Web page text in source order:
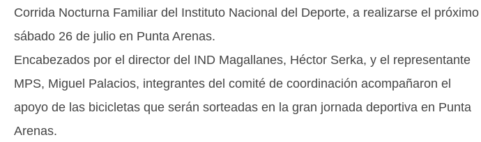
Corrida Nocturna Familiar del Instituto Nacional del Deporte, a realizarse el próximo
sábado 26 de julio en Punta Arenas.
Encabezados por el director del IND Magallanes, Héctor Serka, y el representante
MPS, Miguel Palacios, integrantes del comité de coordinación acompañaron el
apoyo de las bicicletas que serán sorteadas en la gran jornada deportiva en Punta
Arenas.